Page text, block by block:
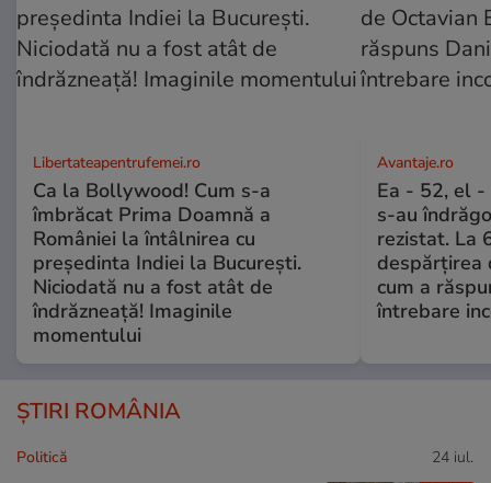
Libertateapentrufemei.ro
Ca la Bollywood! Cum s-a
îmbrăcat Prima Doamnă a
României la întâlnirea cu
președinta Indiei la București.
Niciodată nu a fost atât de
îndrăzneață! Imaginile
momentului
Avantaje.ro
Ea - 52, el -
s-au
rezistat. La
despărțirea
cum a
întrebare
ȘTIRI ROMÂNIA
Politică 24 iul.